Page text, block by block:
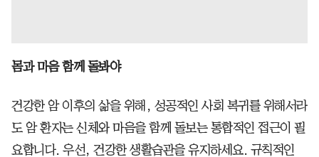
몸과 마음 함께 돌봐야
건강한 암 이후의 삶을 위해, 성공적인 사회 복귀를 위해서라
도 암 환자는 신체와 마음을 함께 돌보는 통합적인 접근이 필
요합니다. 우선, 건강한 생활습관을 유지하세요. 규칙적인